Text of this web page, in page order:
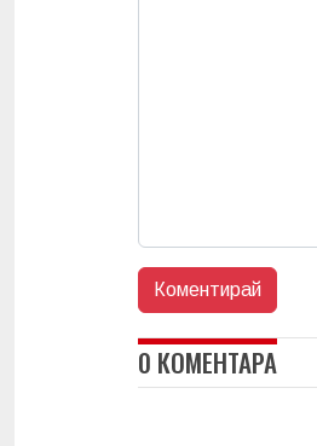
0 КОМЕНТАРА